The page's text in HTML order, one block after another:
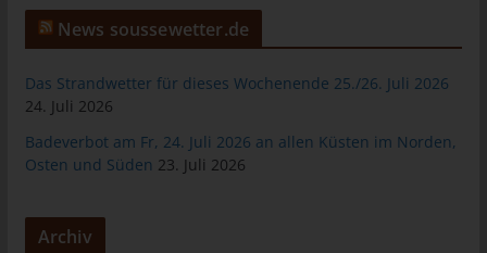
News soussewetter.de
Das Strandwetter für dieses Wochenende 25./26. Juli 2026
24. Juli 2026
Badeverbot am Fr, 24. Juli 2026 an allen Küsten im Norden,
Osten und Süden 23. Juli 2026
Archiv
auf unserer Internetseite im Sinne des Benutzers optimiert
werden. Cookies ermöglichen uns, wie bereits erwähnt, die
Benutzer unserer Internetseite wiederzuerkennen. Zweck dieser
Wiedererkennung ist es, den Nutzern die Verwendung unserer
Cookies verwendet, muss beispielsweise nicht bei jedem
Besuch der Internetseite erneut seine Zugangsdaten eingeben,
Computersystem des Benutzers abgelegten Cookie
übernommen wird. Ein weiteres Beispiel ist das Cookie eines